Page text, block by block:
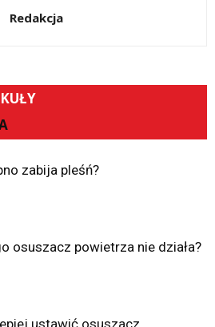
Redakcja
zabija pleśń?
osuszacz powietrza nie działa?
ustawić osuszacz